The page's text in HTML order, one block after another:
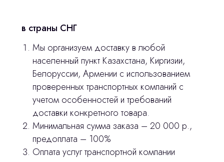
в страны СНГ
Мы организуем доставку в любой
населенный пункт Казахстана, Киргизии,
Белоруссии, Армении с использованием
проверенных транспортных компаний с
учетом особенностей и требований
доставки конкретного товара.
Минимальная сумма заказа – 20 000 р.,
предоплата – 100%
Оплата услуг транспортной компании
Остались вопросы
оставьте контакты, мы свяжемся и
ответим на все вопросы
© 2024 ЛС Дентал Групп
Главная
Продукция